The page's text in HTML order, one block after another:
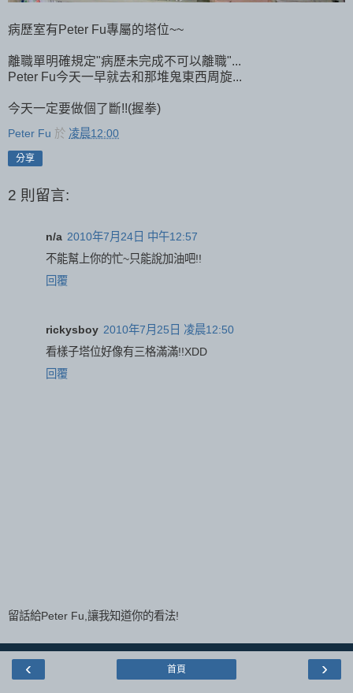
病歷室有Peter Fu專屬的塔位~~
離職單明確規定"病歷未完成不可以離職"...
Peter Fu今天一早就去和那堆鬼東西周旋...
今天一定要做個了斷!!(握拳)
Peter Fu 於 凌晨12:00
分享
2 則留言:
n/a 2010年7月24日 中午12:57
不能幫上你的忙~只能說加油吧!!
回覆
rickysboy 2010年7月25日 凌晨12:50
看樣子塔位好像有三格滿滿!!XDD
回覆
留話給Peter Fu,讓我知道你的看法!
‹ ›
首頁